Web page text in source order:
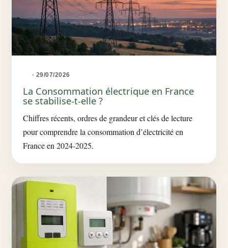
· 29/07/2026
La Consommation électrique en France
se stabilise-t-elle ?
Chiffres récents, ordres de grandeur et clés de lecture
pour comprendre la consommation d’électricité en
France en 2024-2025.